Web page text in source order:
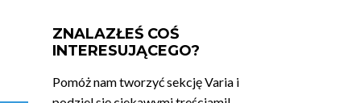
ZNALAZŁEŚ COŚ
INTERESUJĄCEGO?
Pomóż nam tworzyć sekcję Varia i